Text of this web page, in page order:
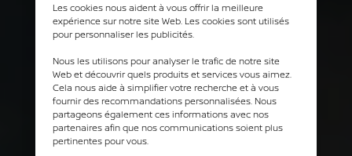
Les cookies nous aident à vous offrir la meilleure
expérience sur notre site Web. Les cookies sont utilisés
pour personnaliser les publicités.
Nous les utilisons pour analyser le trafic de notre site
Web et découvrir quels produits et services vous aimez.
Cela nous aide à simplifier votre recherche et à vous
fournir des recommandations personnalisées. Nous
partageons également ces informations avec nos
partenaires afin que nos communications soient plus
pertinentes pour vous.